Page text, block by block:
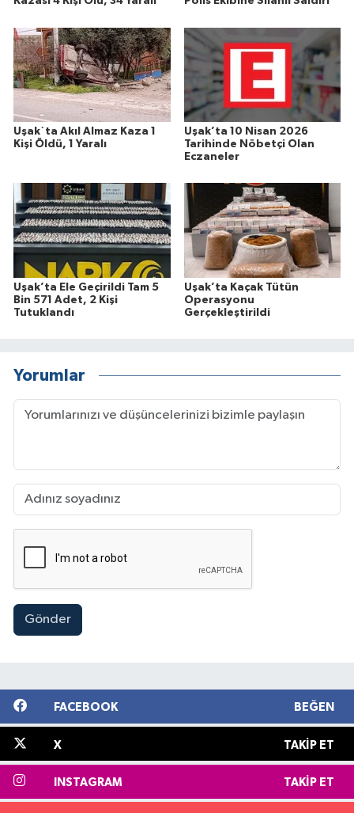
Uşak´ta Akıl Almaz Kaza 1
Kişi Öldü, 1 Yaralı
Uşak’ta 10 Nisan 2026
Tarihinde Nöbetçi Olan
Eczaneler
Uşak’ta Ele Geçirildi Tam 5
Bin 571 Adet, 2 Kişi
Tutuklandı
Uşak’ta Kaçak Tütün
Operasyonu
Gerçekleştirildi
Yorumlar
Gönder
FACEBOOK BEĞEN
X TAKIP ET
INSTAGRAM TAKIP ET